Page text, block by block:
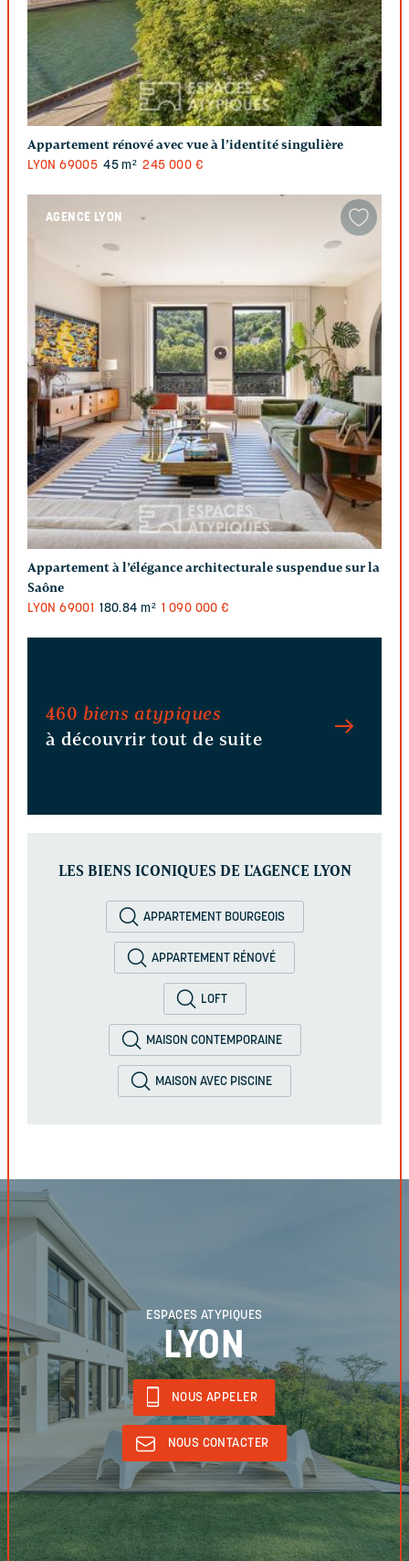
Appartement rénové avec vue à l’identité singulière
LYON 69005 45 m² 245 000 €
AGENCE LYON
Appartement à l’élégance architecturale suspendue sur la
Saône
LYON 69001 180.84 m² 1 090 000 €
460 biens atypiques
à découvrir tout de suite
LES BIENS ICONIQUES DE L'AGENCE LYON
APPARTEMENT BOURGEOIS
APPARTEMENT RÉNOVÉ
LOFT
MAISON CONTEMPORAINE
MAISON AVEC PISCINE
ESPACES ATYPIQUES
LYON
NOUS APPELER
NOUS CONTACTER